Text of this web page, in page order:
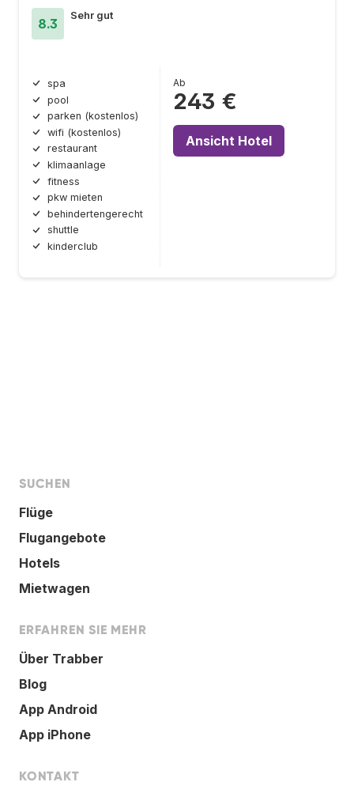
8.3
Sehr gut
spa
pool
parken (kostenlos)
wifi (kostenlos)
restaurant
klimaanlage
fitness
pkw mieten
behindertengerecht
shuttle
kinderclub
Ab
243 €
Ansicht Hotel
SUCHEN
Flüge
Flugangebote
Hotels
Mietwagen
ERFAHREN SIE MEHR
Über Trabber
Blog
App Android
App iPhone
KONTAKT